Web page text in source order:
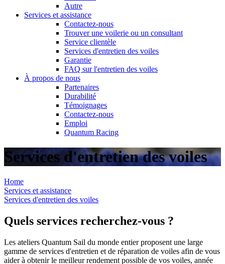
Autre
Services et assistance
Contactez-nous
Trouver une voilerie ou un consultant
Service clientèle
Services d'entretien des voiles
Garantie
FAQ sur l'entretien des voiles
À propos de nous
Partenaires
Durabilité
Témoignages
Contactez-nous
Emploi
Quantum Racing
Services d'entretien des voiles
Home
Services et assistance
Services d'entretien des voiles
Quels services recherchez-vous ?
Les ateliers Quantum Sail du monde entier proposent une large
gamme de services d'entretien et de réparation de voiles afin de vous
aider à obtenir le meilleur rendement possible de vos voiles, année